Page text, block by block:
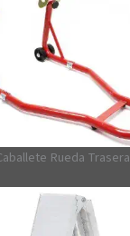
Rueda Trasera